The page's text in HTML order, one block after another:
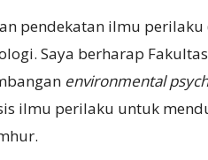
pendekatan ilmu perilaku
Saya berharap
environmental
ilmu perilaku untuk